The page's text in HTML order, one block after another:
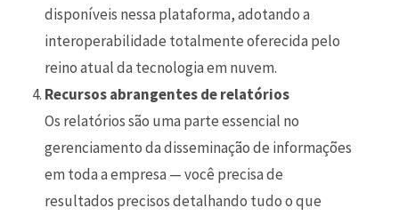
disponíveis nessa plataforma, adotando a
interoperabilidade totalmente oferecida pelo
reino atual da tecnologia em nuvem.
Recursos abrangentes de relatórios
Os relatórios são uma parte essencial no
gerenciamento da disseminação de informações
em toda a empresa — você precisa de
resultados precisos detalhando tudo o que